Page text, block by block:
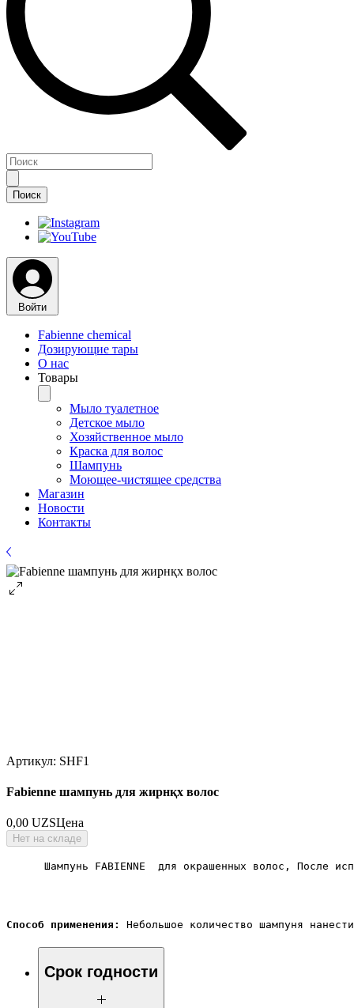
Войти
Fabienne chemical
Дозирующие тары
О нас
Товары
Мыло туалетное
Детское мыло
Хозяйственное мыло
Краска для волос
Шампунь
Моющее-чистящее средства
Магазин
Новости
Контакты
Артикул: SHF1
Fabienne шампунь для жирнқх волос
0,00 UZSЦена
Нет на складе
Шампунь FABIENNE  для окрашенных волос, После
Способ применения: Небольшое количество шампуня
Срок годности